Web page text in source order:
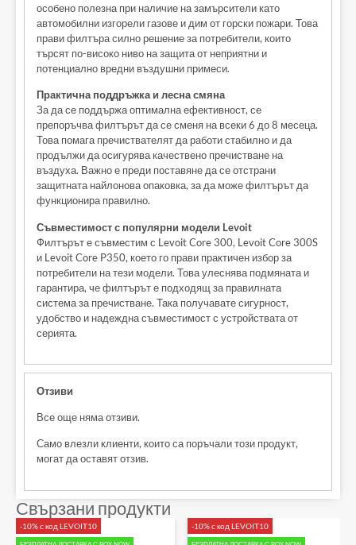
особено полезна при наличие на замърсители като
автомобилни изгорели газове и дим от горски пожари. Това
прави филтъра силно решение за потребители, които
търсят по-високо ниво на защита от неприятни и
потенциално вредни въздушни примеси.
Практична поддръжка и лесна смяна
За да се поддържа оптимална ефективност, се
препоръчва филтърът да се сменя на всеки 6 до 8 месеца.
Това помага пречиствателят да работи стабилно и да
продължи да осигурява качествено пречистване на
въздуха. Важно е преди поставяне да се отстрани
защитната найлонова опаковка, за да може филтърът да
функционира правилно.
Съвместимост с популярни модели Levoit
Филтърът е съвместим с Levoit Core 300, Levoit Core 300S
и Levoit Core P350, което го прави практичен избор за
потребители на тези модели. Това улеснява подмяната и
гарантира, че филтърът е подходящ за правилната
система за пречистване. Така получавате сигурност,
удобство и надеждна съвместимост с устройствата от
серията.
Отзиви
Все още няма отзиви.
Само влезли клиенти, които са поръчали този продукт,
могат да оставят отзив.
Свързани продукти
-10% с код LEVOIT10 -10% с код LEVOIT10